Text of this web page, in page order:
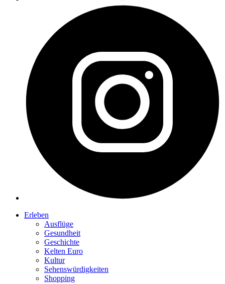
Erleben
Ausflüge
Gesundheit
Geschichte
Kelten Euro
Kultur
Sehenswürdigkeiten
Shopping